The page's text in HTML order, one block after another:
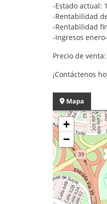
-Estado actual:
-Rentabilidad
-Rentabilidad
-Ingresos
Precio de
¡Contáctenos
Mapa
+
−